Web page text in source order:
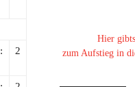
: 2
Hier
zum Aufstieg in